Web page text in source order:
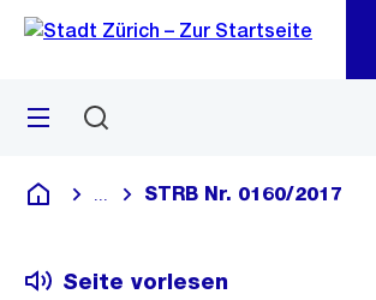
Navigation
Sprunglink
Menü
Deutsch
Blende alle Breadcrumbs ein
STRB Nr. 0160/2017
Seite vorlesen